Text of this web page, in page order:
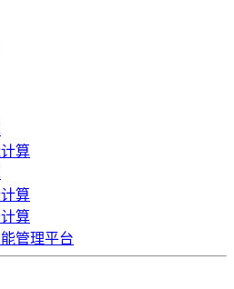
算
算
算
管理平台